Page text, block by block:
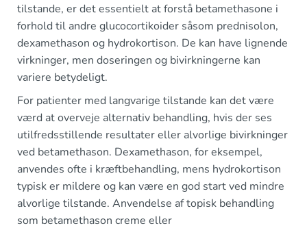
tilstande, er det essentielt at forstå betamethasone i
forhold til andre glucocortikoider såsom prednisolon,
dexamethason og hydrokortison. De kan have lignende
virkninger, men doseringen og bivirkningerne kan
variere betydeligt.
For patienter med langvarige tilstande kan det være
værd at overveje alternativ behandling, hvis der ses
utilfredsstillende resultater eller alvorlige bivirkninger
ved betamethason. Dexamethason, for eksempel,
anvendes ofte i kræftbehandling, mens hydrokortison
typisk er mildere og kan være en god start ved mindre
alvorlige tilstande. Anvendelse af topisk behandling
som betamethason creme eller